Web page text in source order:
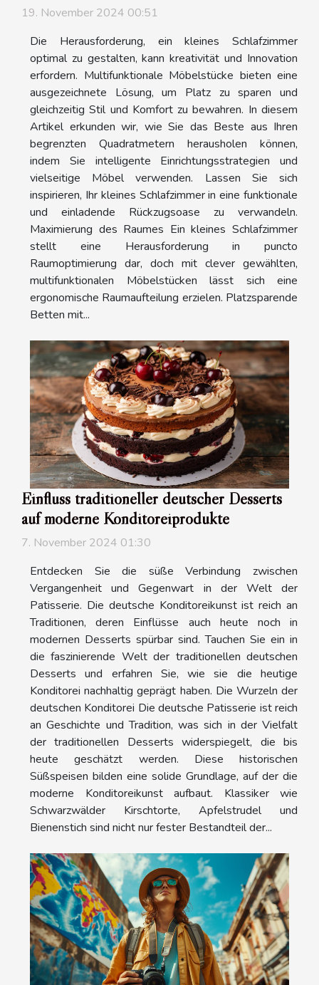
19. November 2024 00:51
Die Herausforderung, ein kleines Schlafzimmer
optimal zu gestalten, kann kreativität und Innovation
erfordern. Multifunktionale Möbelstücke bieten eine
ausgezeichnete Lösung, um Platz zu sparen und
gleichzeitig Stil und Komfort zu bewahren. In diesem
Artikel erkunden wir, wie Sie das Beste aus Ihren
begrenzten Quadratmetern herausholen können,
indem Sie intelligente Einrichtungsstrategien und
vielseitige Möbel verwenden. Lassen Sie sich
inspirieren, Ihr kleines Schlafzimmer in eine funktionale
und einladende Rückzugsoase zu verwandeln.
Maximierung des Raumes Ein kleines Schlafzimmer
stellt eine Herausforderung in puncto
Raumoptimierung dar, doch mit clever gewählten,
multifunktionalen Möbelstücken lässt sich eine
ergonomische Raumaufteilung erzielen. Platzsparende
Betten mit...
Einfluss traditioneller deutscher Desserts
auf moderne Konditoreiprodukte
7. November 2024 01:30
Entdecken Sie die süße Verbindung zwischen
Vergangenheit und Gegenwart in der Welt der
Patisserie. Die deutsche Konditoreikunst ist reich an
Traditionen, deren Einflüsse auch heute noch in
modernen Desserts spürbar sind. Tauchen Sie ein in
die faszinierende Welt der traditionellen deutschen
Desserts und erfahren Sie, wie sie die heutige
Konditorei nachhaltig geprägt haben. Die Wurzeln der
deutschen Konditorei Die deutsche Patisserie ist reich
an Geschichte und Tradition, was sich in der Vielfalt
der traditionellen Desserts widerspiegelt, die bis
heute geschätzt werden. Diese historischen
Süßspeisen bilden eine solide Grundlage, auf der die
moderne Konditoreikunst aufbaut. Klassiker wie
Schwarzwälder Kirschtorte, Apfelstrudel und
Bienenstich sind nicht nur fester Bestandteil der...